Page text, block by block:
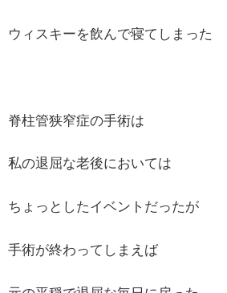
ウィスキーを飲んで寝てしまった
脊柱管狭窄症の手術は
私の退屈な老後においては
ちょっとしたイベントだったが
手術が終わってしまえば